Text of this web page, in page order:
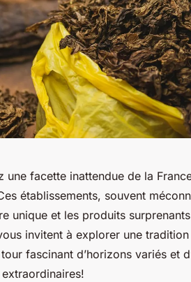
une facette inattendue de la
établissements, souvent
unique et les produits
invitent à explorer une
fascinant d’horizons variés et